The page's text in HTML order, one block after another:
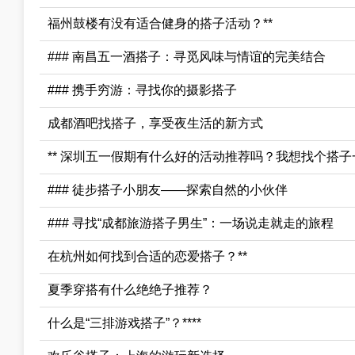
福州鼓楼有没有适合健身的搭子活动？**
### 南昌五一酒搭子：寻觅风味与情谊的完美结合
### 携手穷游：寻找你的摄影搭子
成都酒吧找搭子，享受夜生活的新方式
** 深圳五一假期有什么好的活动推荐吗？我想找个搭
### 徒步搭子小朋友——探索自然的小伙伴
### 寻找“成都旅游搭子男生”：一场说走就走的旅程
在杭州如何找到合适的恋爱搭子？**
夏季穿搭有什么绝绝子推荐？
什么是“三排游戏搭子”？****